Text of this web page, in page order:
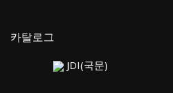
카탈로그
JDI(국문)